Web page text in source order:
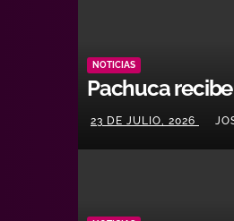
NOTICIAS
Pachuca
23 DE JULIO, 2026